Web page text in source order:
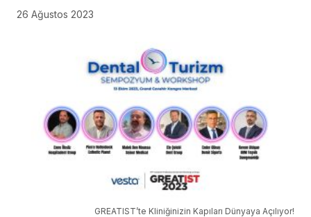
26 Ağustos 2023
GREATIST’te Kliniğinizin Kapıları Dünyaya Açılıyor!